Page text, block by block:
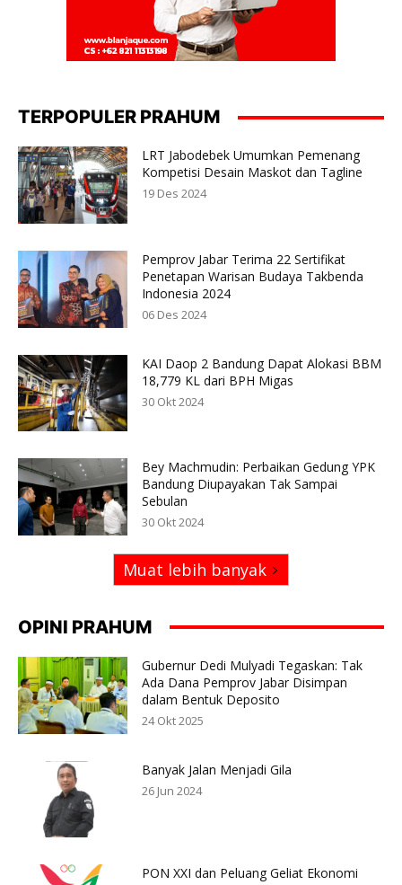
TERPOPULER PRAHUM
LRT Jabodebek Umumkan Pemenang
Kompetisi Desain Maskot dan Tagline
19 Des 2024
Pemprov Jabar Terima 22 Sertifikat
Penetapan Warisan Budaya Takbenda
Indonesia 2024
06 Des 2024
KAI Daop 2 Bandung Dapat Alokasi BBM
18,779 KL dari BPH Migas
30 Okt 2024
Bey Machmudin: Perbaikan Gedung YPK
Bandung Diupayakan Tak Sampai
Sebulan
30 Okt 2024
Muat lebih banyak
OPINI PRAHUM
Gubernur Dedi Mulyadi Tegaskan: Tak
Ada Dana Pemprov Jabar Disimpan
dalam Bentuk Deposito
24 Okt 2025
Banyak Jalan Menjadi Gila
26 Jun 2024
PON XXI dan Peluang Geliat Ekonomi